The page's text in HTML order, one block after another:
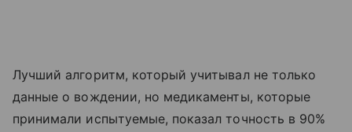
Лучший алгоритм, который учитывал не только
данные о вождении, но медикаменты, которые
принимали испытуемые, показал точность в 90%